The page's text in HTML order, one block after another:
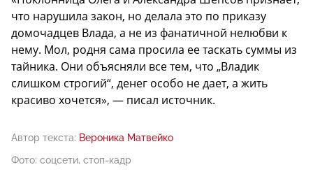
что нарушила закон, но делала это по приказу
домочадцев Влада, а не из фанатичной нелюбви к
нему. Мол, родня сама просила ее таскать суммы из
тайника. Они объясняли все тем, что „Владик
слишком строгий“, денег особо не дает, а жить
красиво хочется», — писал источник.
Автор текста: Вероника Матвейко
Фото: соцсети, стоп-кадр